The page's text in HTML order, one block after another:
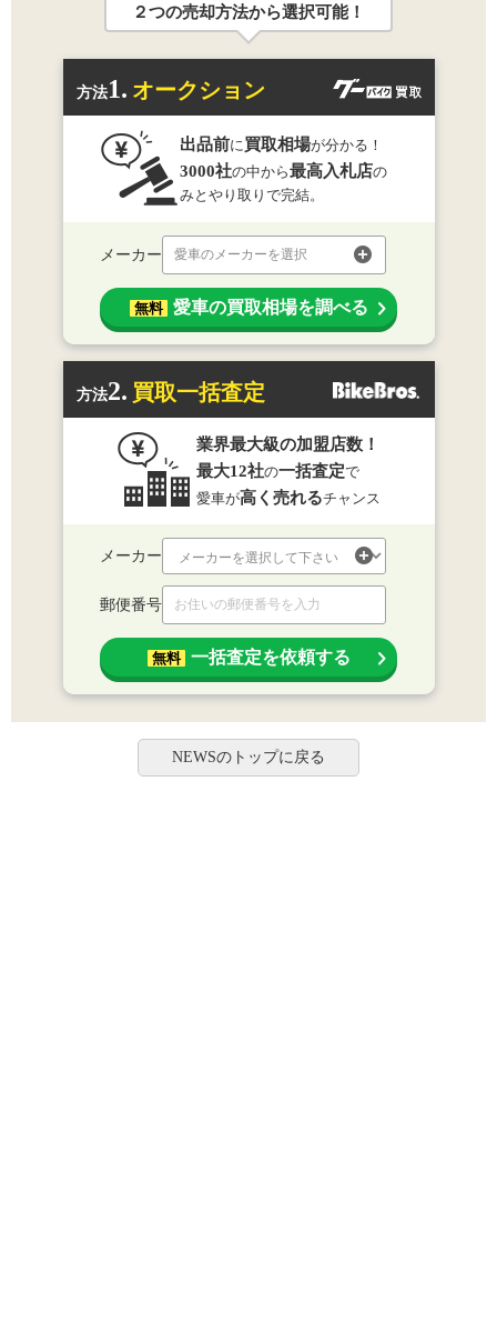
２つの売却方法から選択可能！
方法1. オークション
出品前に買取相場が分かる！
3000社の中から最高入札店の
みとやり取りで完結。
メーカー 愛車のメーカーを選択
無料 愛車の買取相場を調べる
方法2. 買取一括査定
業界最大級の加盟店数！
最大12社の一括査定で
愛車が高く売れるチャンス
メーカー
郵便番号
無料 一括査定を依頼する
NEWSのトップに戻る